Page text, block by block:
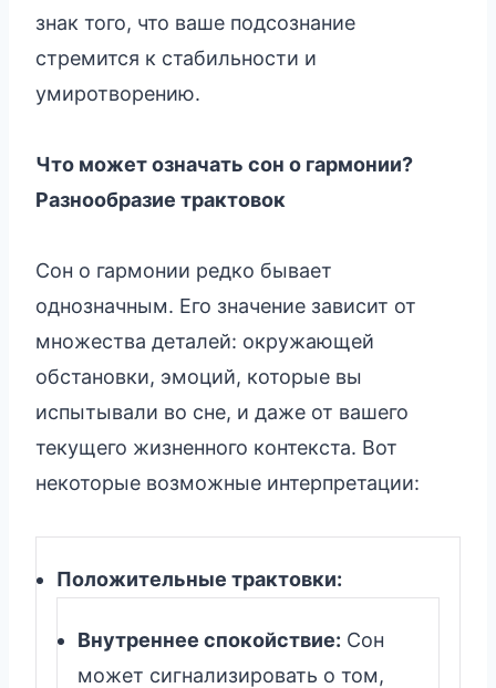
знак того, что ваше подсознание
стремится к стабильности и
умиротворению.
Что может означать сон о гармонии?
Разнообразие трактовок
Сон о гармонии редко бывает
однозначным. Его значение зависит от
множества деталей: окружающей
обстановки, эмоций, которые вы
испытывали во сне, и даже от вашего
текущего жизненного контекста. Вот
некоторые возможные интерпретации:
Положительные трактовки:
Внутреннее спокойствие: Сон
может сигнализировать о том,